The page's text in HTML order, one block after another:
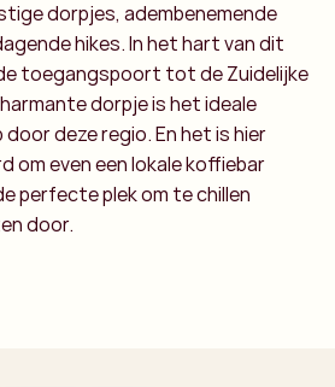
dorpjes, adembenemende
hikes. In het hart van dit
toegangspoort tot de Zuidelijke
dorpje is het ideale
deze regio. En het is hier
om even een lokale koffiebar
perfecte plek om te chillen
door.